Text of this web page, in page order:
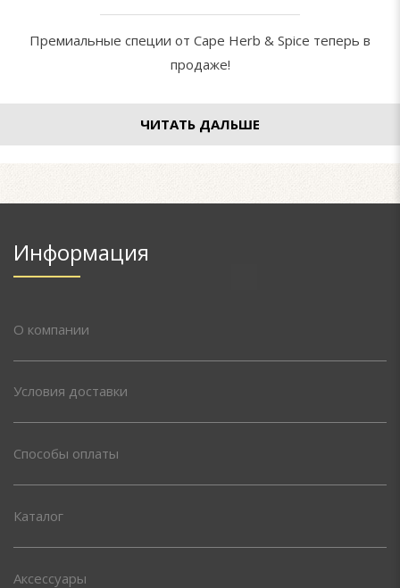
Премиальные специи от Cape Herb & Spice теперь в
продаже!
ЧИТАТЬ ДАЛЬШЕ
Информация
О компании
Условия доставки
Способы оплаты
Каталог
Аксессуары